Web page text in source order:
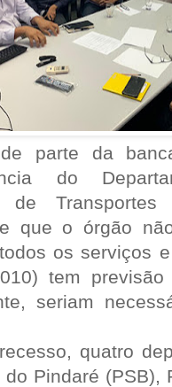
parte da
do
de
que o órgão
os serviços
tem
seriam
quatro
do Pindaré (PSB),